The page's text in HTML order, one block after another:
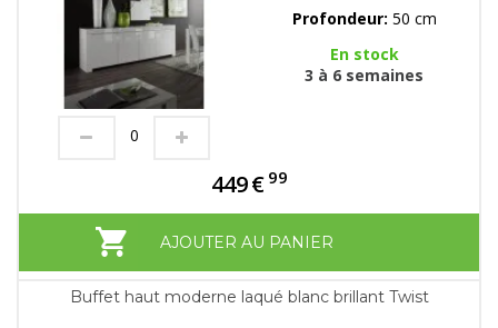
Profondeur: 50 cm
En stock
3 à 6 semaines
449€ 99
AJOUTER AU PANIER
Buffet haut moderne laqué blanc brillant Twist